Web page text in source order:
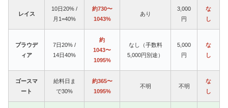
レイス
10日20% /
月1=40%
約730〜
1043%
あり
3,000
円
な
し
プラウデ
ィア
7日20% /
14日40%
約
1043〜
1095%
なし（手数料
5,000円別途）
5,000
円
な
し
ゴースマ
ート
給料日ま
で30%
約365〜
1095%
不明 不明
な
し